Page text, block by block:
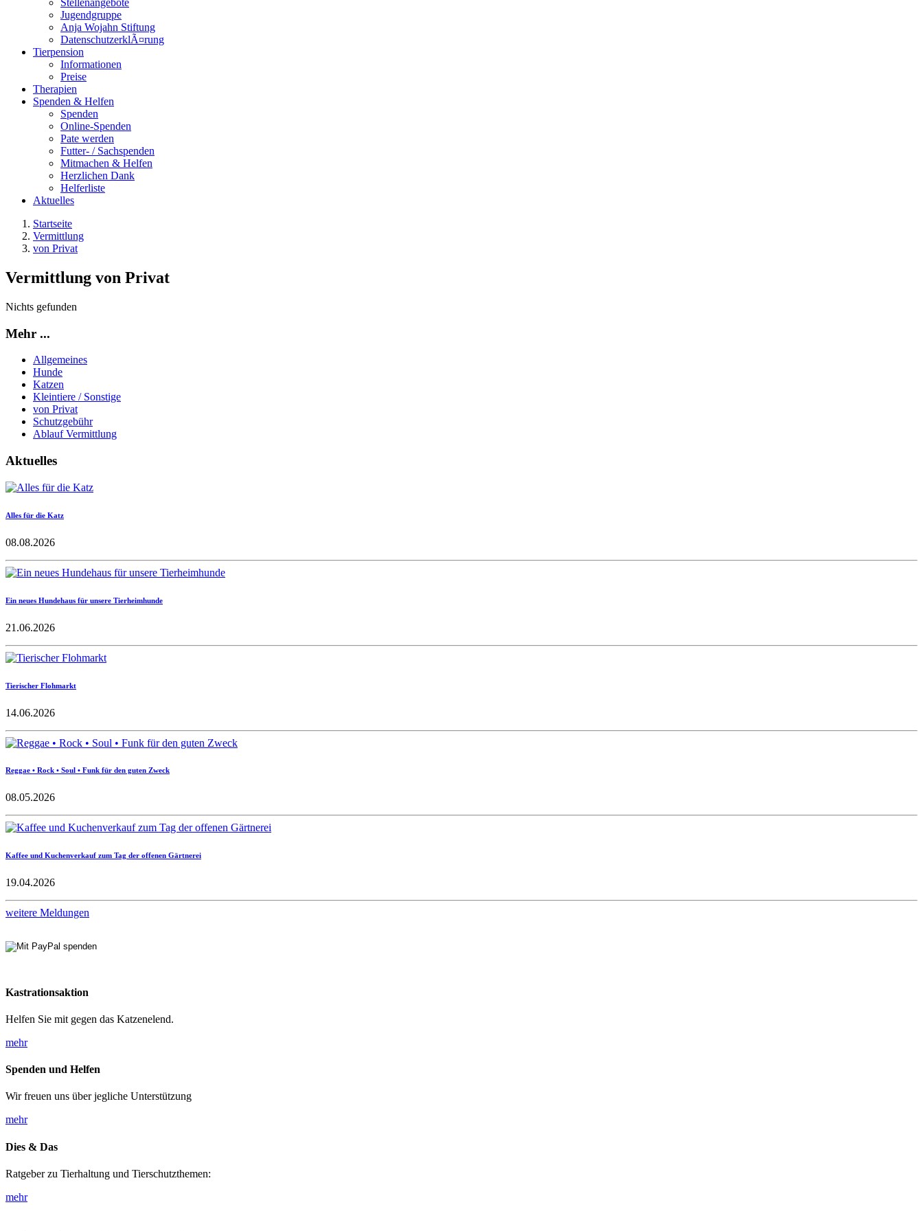
Stellenangebote
Jugendgruppe
Anja Wojahn Stiftung
DatenschutzerklÃ¤rung
Tierpension
Informationen
Preise
Therapien
Spenden & Helfen
Spenden
Online-Spenden
Pate werden
Futter- / Sachspenden
Mitmachen & Helfen
Herzlichen Dank
Helferliste
Aktuelles
Startseite
Vermittlung
von Privat
Vermittlung von Privat
Nichts gefunden
Mehr ...
Allgemeines
Hunde
Katzen
Kleintiere / Sonstige
von Privat
Schutzgebühr
Ablauf Vermittlung
Aktuelles
Alles für die Katz
08.08.2026
Ein neues Hundehaus für unsere Tierheimhunde
21.06.2026
Tierischer Flohmarkt
14.06.2026
Reggae • Rock • Soul • Funk für den guten Zweck
08.05.2026
Kaffee und Kuchenverkauf zum Tag der offenen Gärtnerei
19.04.2026
weitere Meldungen
Kastrationsaktion
Helfen Sie mit gegen das Katzenelend.
mehr
Spenden und Helfen
Wir freuen uns über jegliche Unterstützung
mehr
Dies & Das
Ratgeber zu Tierhaltung und Tierschutzthemen:
mehr